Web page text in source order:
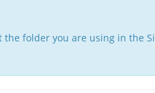
folder you are using in the